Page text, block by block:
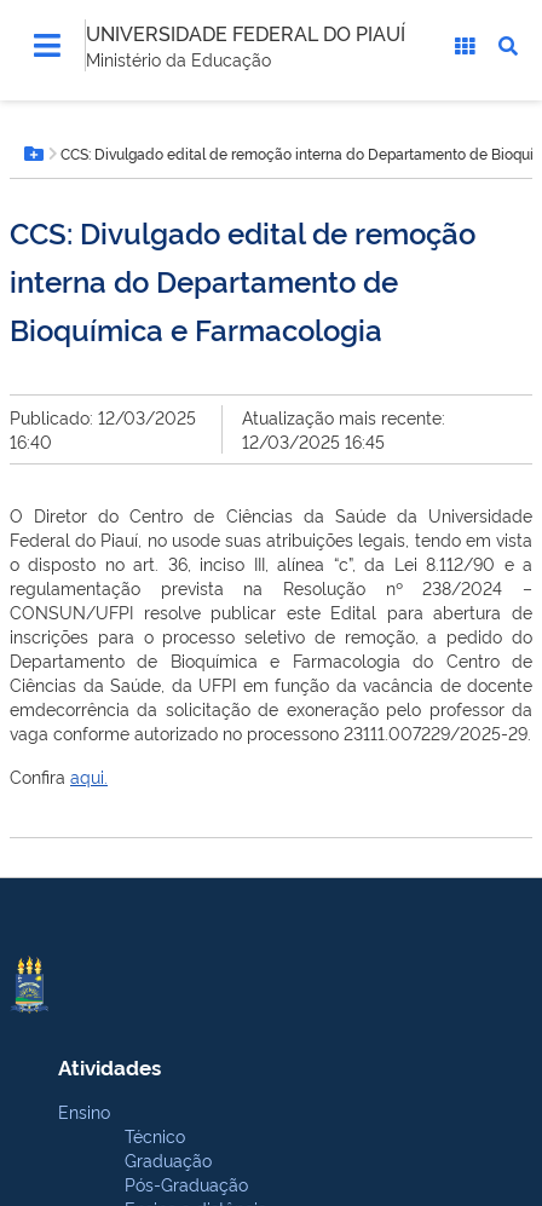
UNIVERSIDADE FEDERAL DO PIAUÍ
Ministério da Educação
está
aqui:Botão Menu
CCS: Divulgado edital de remoção interna do Departamento de
CCS: Divulgado edital de remoção
interna do Departamento de
Bioquímica e Farmacologia
Publicado: 12/03/2025
16:40
Atualização mais recente:
12/03/2025 16:45
O Diretor do Centro de Ciências da Saúde da Universidade
Federal do Piauí, no usode suas atribuições legais, tendo em vista
o disposto no art. 36, inciso III, alínea “c”, da Lei 8.112/90 e a
regulamentação prevista na Resolução nº 238/2024 –
CONSUN/UFPI resolve publicar este Edital para abertura de
inscrições para o processo seletivo de remoção, a pedido do
Departamento de Bioquímica e Farmacologia do Centro de
Ciências da Saúde, da UFPI em função da vacância de docente
emdecorrência da solicitação de exoneração pelo professor da
vaga conforme autorizado no processono 23111.007229/2025-29.
Confira aqui.
Atividades
Ensino
Técnico
Graduação
Pós-Graduação